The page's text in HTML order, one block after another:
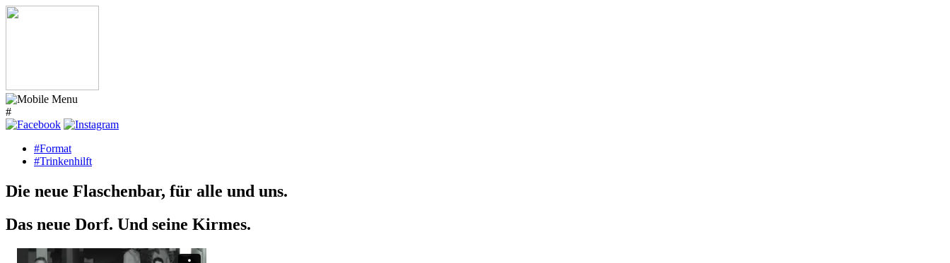
#
#Format
#Trinkenhilft
Die neue Flaschenbar, für alle und uns.
Das neue Dorf. Und seine Kirmes.